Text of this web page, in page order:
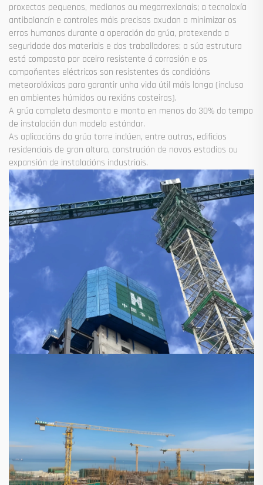
proxectos pequenos, medianos ou megarrexionais; a tecnoloxía
antibalancín e controles máis precisos axudan a minimizar os
erros humanos durante a operación da grúa, protexendo a
seguridade dos materiais e dos traballadores; a súa estrutura
está composta por aceiro resistente á corrosión e os
compoñentes eléctricos son resistentes ás condicións
meteorolóxicas para garantir unha vida útil máis longa (incluso
en ambientes húmidos ou rexións costeiras).
A grúa completa desmonta e monta en menos do 30% do tempo
de instalación dun modelo estándar.
As aplicacións da grúa torre inclúen, entre outras, edificios
residenciais de gran altura, construción de novos estadios ou
expansión de instalacións industriais.